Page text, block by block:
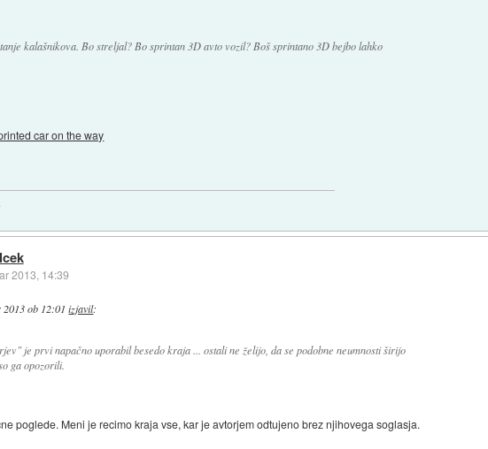
kalašnikova. Bo streljal? Bo sprintan 3D avto vozil? Boš sprintano 3D bejbo lahko
car on the way
2013, 14:39
2013 ob 12:01 izjavil:
je prvi napačno uporabil besedo kraja ... ostali ne želijo, da se podobne neumnosti širijo
ga opozorili.
poglede. Meni je recimo kraja vse, kar je avtorjem odtujeno brez njihovega soglasja.